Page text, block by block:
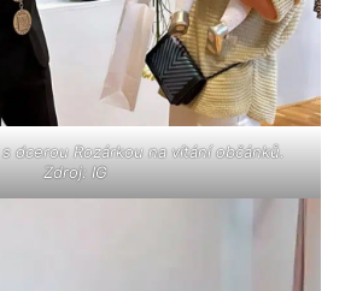
dcerou Rozárkou na vítání občánků.
Zdroj: IG